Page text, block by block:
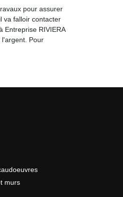
pour assurer
va falloir contacter
Entreprise RIVIERA
Pour
murs